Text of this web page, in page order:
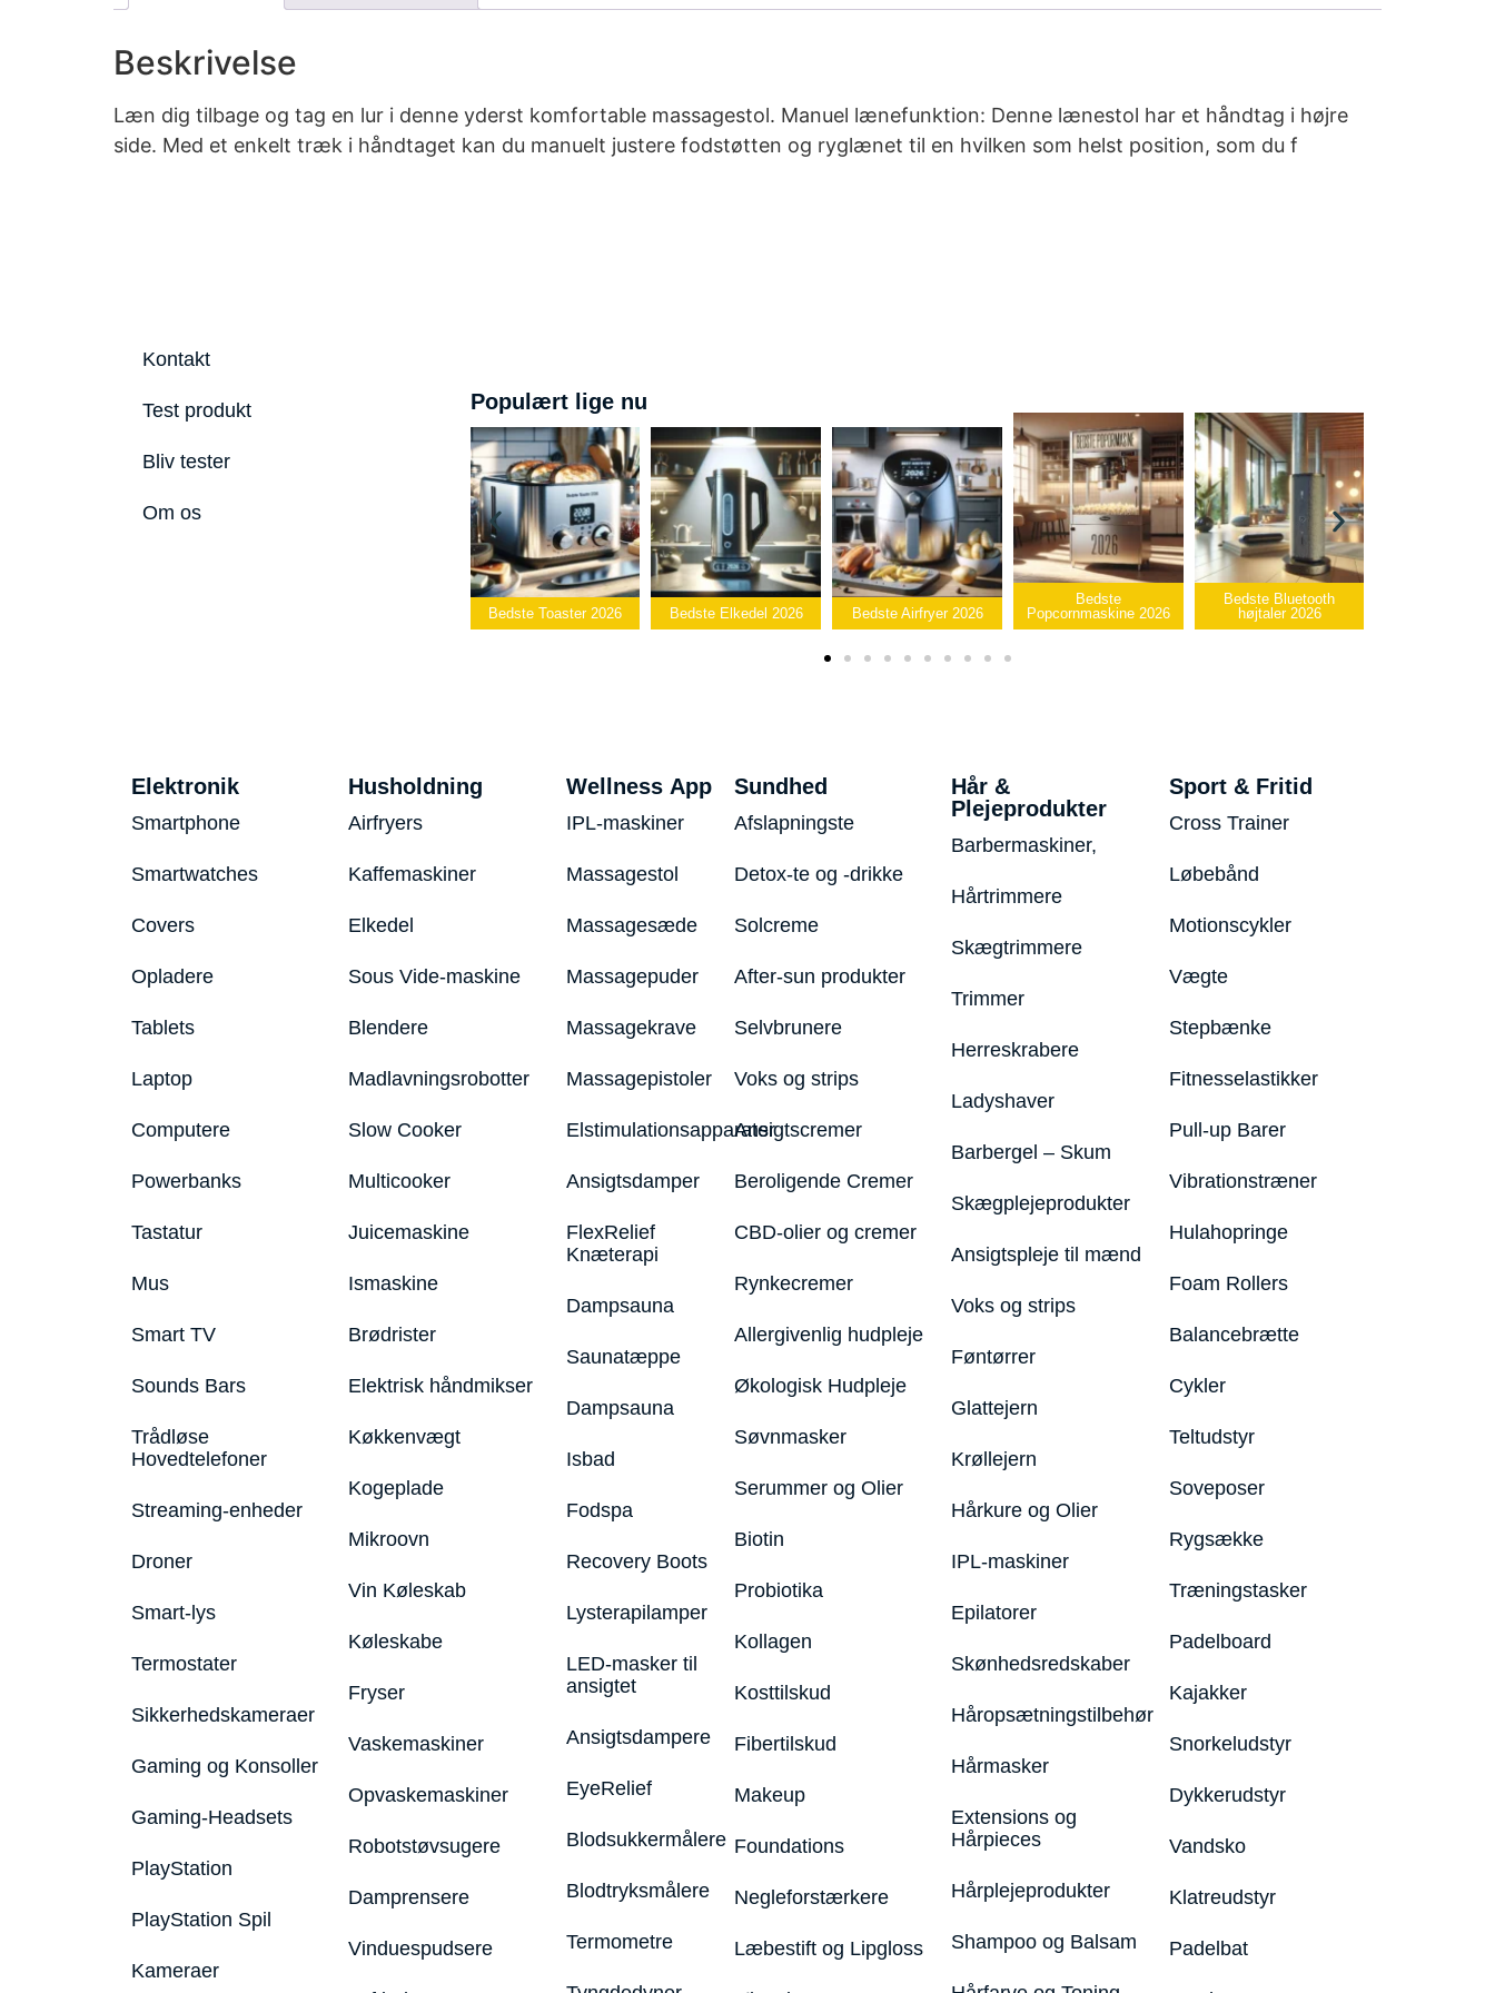
Beskrivelse
Læn dig tilbage og tag en lur i denne yderst komfortable massagestol. Manuel lænefunktion: Denne lænestol har et håndtag i højre
side. Med et enkelt træk i håndtaget kan du manuelt justere fodstøtten og ryglænet til en hvilken som helst position, som du f
Kontakt
Test produkt
Bliv tester
Om os
Populært lige nu
Bedste Elkedel 2026 Bedste Airfryer 2026
Bedste
Popcornmaskine 2026
Bedste Bluetooth
højtaler 2026
Bedste infrarøde
varmepude 2026
Elektronik
Smartphone
Smartwatches
Covers
Opladere
Tablets
Laptop
Computere
Powerbanks
Tastatur
Mus
Smart TV
Sounds Bars
Trådløse
Hovedtelefoner
Streaming-enheder
Droner
Smart-lys
Termostater
Sikkerhedskameraer
Gaming og Konsoller
Gaming-Headsets
PlayStation
PlayStation Spil
Kameraer
Husholdning
Airfryers
Kaffemaskiner
Elkedel
Sous Vide-maskine
Blendere
Madlavningsrobotter
Slow Cooker
Multicooker
Juicemaskine
Ismaskine
Brødrister
Elektrisk håndmikser
Køkkenvægt
Kogeplade
Mikroovn
Vin Køleskab
Køleskabe
Fryser
Vaskemaskiner
Opvaskemaskiner
Robotstøvsugere
Damprensere
Vinduespudsere
Wellness App
IPL-maskiner
Massagestol
Massagesæde
Massagepuder
Massagekrave
Massagepistoler
Elstimulationsapparater
Ansigtsdamper
FlexRelief
Knæterapi
Dampsauna
Saunatæppe
Dampsauna
Isbad
Fodspa
Recovery Boots
Lysterapilamper
LED-masker til
ansigtet
Ansigtsdampere
EyeRelief
Blodsukkermålere
Blodtryksmålere
Termometre
Sundhed
Afslapningste
Detox-te og -drikke
Solcreme
After-sun produkter
Selvbrunere
Voks og strips
Ansigtscremer
Beroligende Cremer
CBD-olier og cremer
Rynkecremer
Allergivenlig hudpleje
Økologisk Hudpleje
Søvnmasker
Serummer og Olier
Biotin
Probiotika
Kollagen
Kosttilskud
Fibertilskud
Makeup
Foundations
Negleforstærkere
Læbestift og Lipgloss
Hår &
Plejeprodukter
Barbermaskiner,
Hårtrimmere
Skægtrimmere
Trimmer
Herreskrabere
Ladyshaver
Barbergel – Skum
Skægplejeprodukter
Ansigtspleje til mænd
Voks og strips
Føntørrer
Glattejern
Krøllejern
Hårkure og Olier
IPL-maskiner
Epilatorer
Skønhedsredskaber
Håropsætningstilbehør
Hårmasker
Extensions og
Hårpieces
Hårplejeprodukter
Shampoo og Balsam
Sport & Fritid
Cross Trainer
Løbebånd
Motionscykler
Vægte
Stepbænke
Fitnesselastikker
Pull-up Barer
Vibrationstræner
Hulahopringe
Foam Rollers
Balancebrætte
Cykler
Teltudstyr
Soveposer
Rygsække
Træningstasker
Padelboard
Kajakker
Snorkeludstyr
Dykkerudstyr
Vandsko
Klatreudstyr
Padelbat